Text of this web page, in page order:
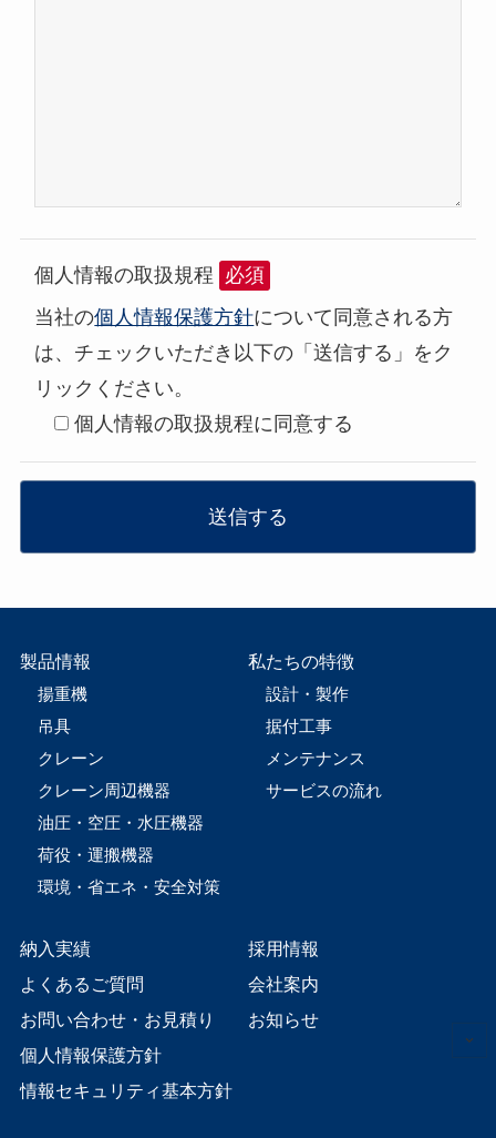
個人情報の取扱規程 必須
当社の個人情報保護方針について同意される方
は、チェックいただき以下の「送信する」をク
リックください。
個人情報の取扱規程に同意する
製品情報
揚重機
吊具
クレーン
クレーン周辺機器
油圧・空圧・水圧機器
荷役・運搬機器
環境・省エネ・安全対策
私たちの特徴
設計・製作
据付工事
メンテナンス
サービスの流れ
納入実績
よくあるご質問
お問い合わせ・お見積り
個人情報保護方針
情報セキュリティ基本方針
採用情報
会社案内
お知らせ